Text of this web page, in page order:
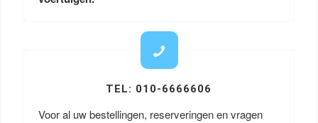
TEL: 010-6666606
Voor al uw bestellingen, reserveringen en vragen